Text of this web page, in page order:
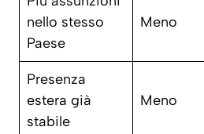
nello stesso
Paese
Meno
Presenza
estera già
stabile
Meno